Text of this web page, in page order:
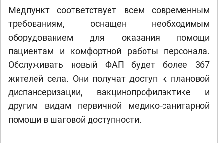
Медпункт соответствует всем современным
требованиям, оснащен необходимым
оборудованием для оказания помощи
пациентам и комфортной работы персонала.
Обслуживать новый ФАП будет более 367
жителей села. Они получат доступ к плановой
диспансеризации, вакцинопрофилактике и
другим видам первичной медико-санитарной
помощи в шаговой доступности.